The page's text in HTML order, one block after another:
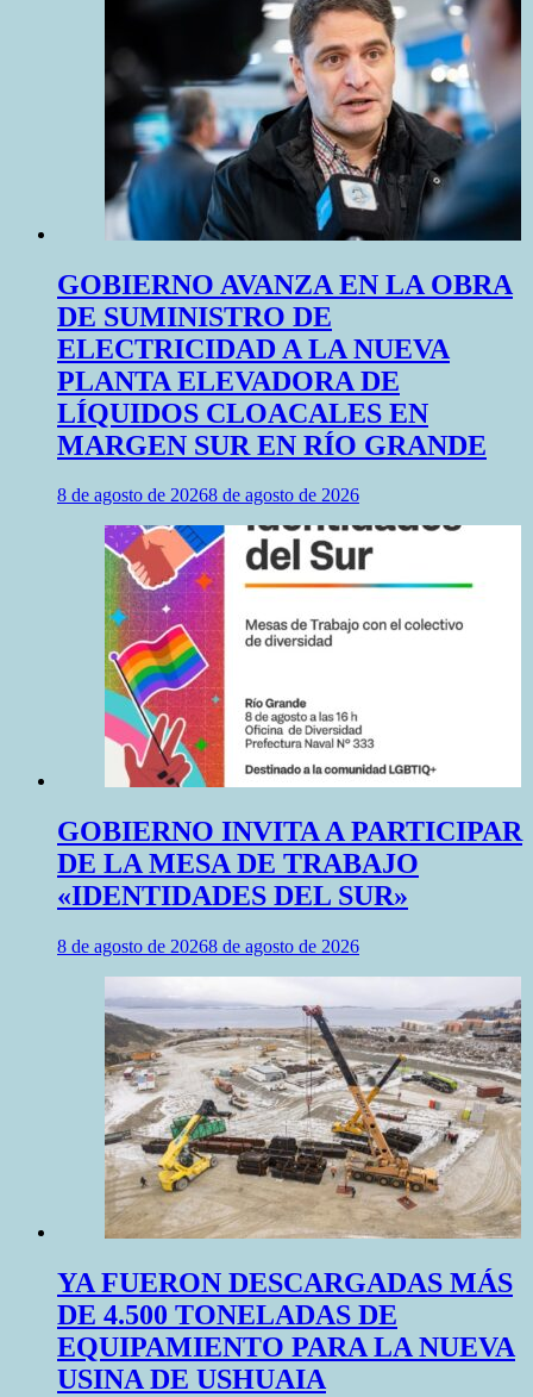
GOBIERNO AVANZA EN LA OBRA
DE SUMINISTRO DE
ELECTRICIDAD A LA NUEVA
PLANTA ELEVADORA DE
LÍQUIDOS CLOACALES EN
MARGEN SUR EN RÍO GRANDE
8 de agosto de 20268 de agosto de 2026
GOBIERNO INVITA A PARTICIPAR
DE LA MESA DE TRABAJO
«IDENTIDADES DEL SUR»
8 de agosto de 20268 de agosto de 2026
YA FUERON DESCARGADAS MÁS
DE 4.500 TONELADAS DE
EQUIPAMIENTO PARA LA NUEVA
USINA DE USHUAIA